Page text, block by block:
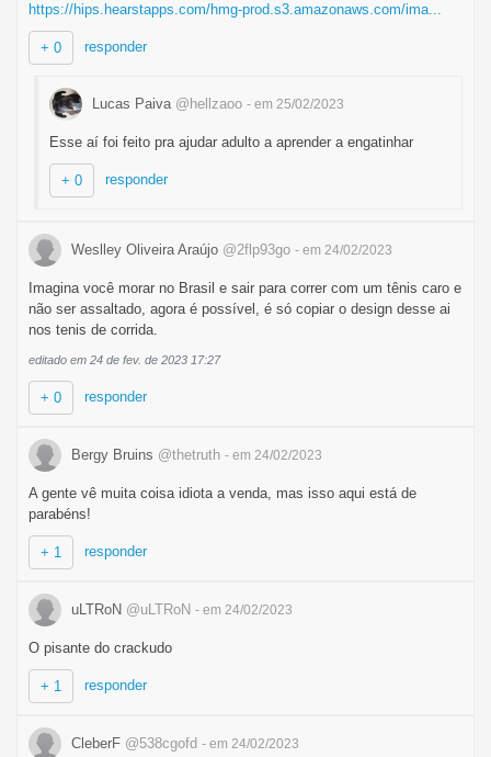
https://hips.hearstapps.com/hmg-prod.s3.amazonaws.com/ima...
+ 0 responder
Lucas Paiva @hellzaoo - em 25/02/2023
Esse aí foi feito pra ajudar adulto a aprender a engatinhar
+ 0 responder
Weslley Oliveira Araújo @2flp93go - em 24/02/2023
Imagina você morar no Brasil e sair para correr com um tênis caro e
não ser assaltado, agora é possível, é só copiar o design desse ai
nos tenis de corrida.
editado em 24 de fev. de 2023 17:27
+ 0 responder
Bergy Bruins @thetruth - em 24/02/2023
A gente vê muita coisa idiota a venda, mas isso aqui está de
parabéns!
+ 1 responder
uLTRoN @uLTRoN - em 24/02/2023
O pisante do crackudo
+ 1 responder
CleberF @538cgofd - em 24/02/2023